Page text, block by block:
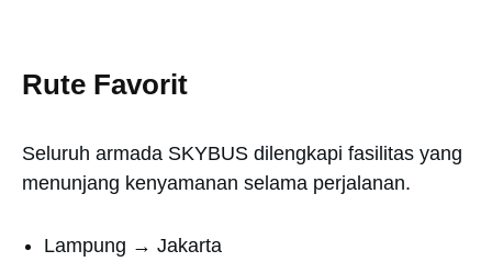
Rute Favorit
Seluruh armada SKYBUS dilengkapi fasilitas yang
menunjang kenyamanan selama perjalanan.
Lampung → Jakarta